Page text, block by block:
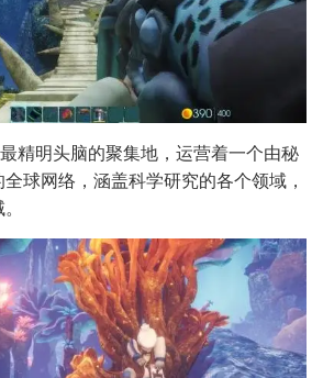
精明头脑的聚集地，运营着一个由秘
球网络，涵盖科学研究的各个领域，